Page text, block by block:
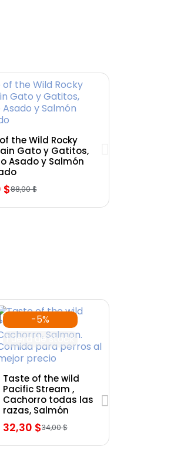
Vista rápida
the Wild Rocky
Gato y Gatitos,
Asado y Salmón
88,00 $
$
Vista rápida
-5%
Fuera de stock
Taste of the wild
Pacific Stream ,
Cachorro todas las
razas, Salmón
34,00 $
32,30 $